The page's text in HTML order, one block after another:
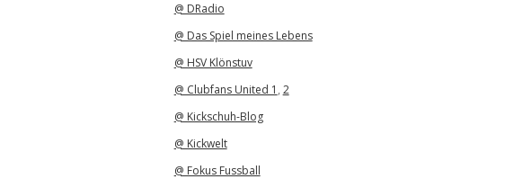
@ DRadio
@ Das Spiel meines Lebens
@ HSV Klönstuv
@ Clubfans United 1 , 2
@ Kickschuh-Blog
@ Kickwelt
@ Fokus Fussball